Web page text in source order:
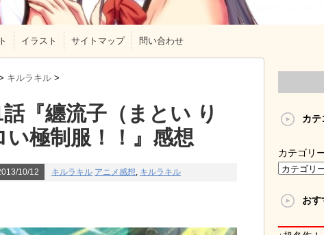
イラスト サイトマップ 問い合わせ
キルラキル >
『纏流子（まとい り
い極制服！！』感想
10/12 キルラキル アニメ感想, キルラキル
カテ
カテゴリ
お